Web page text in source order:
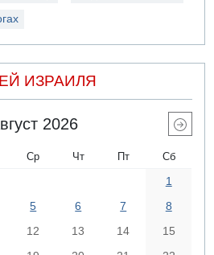
ИЗРАИЛЯ
2026
Ср Чт Пт Сб
1
5 6 7
8
12 13 14
15